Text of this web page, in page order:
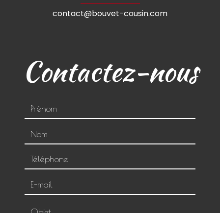
contact@bouvet-cousin.com
Contactez-nous